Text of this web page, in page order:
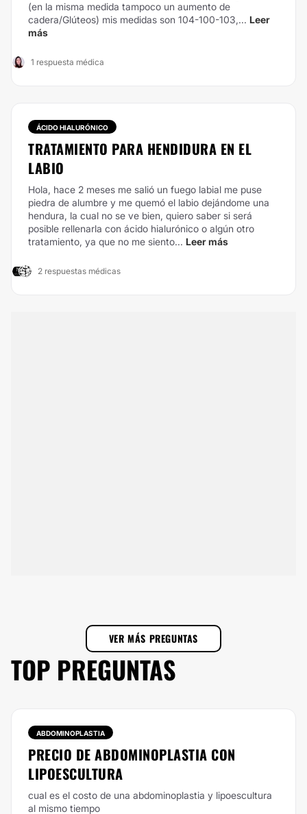
(en la misma medida tampoco un aumento de
cadera/Glúteos) mis medidas son 104-100-103,... Leer
más
1 respuesta médica
ÁCIDO HIALURÓNICO
TRATAMIENTO PARA HENDIDURA EN EL
LABIO
Hola, hace 2 meses me salió un fuego labial me puse
piedra de alumbre y me quemó el labio dejándome una
hendura, la cual no se ve bien, quiero saber si será
posible rellenarla con ácido hialurónico o algún otro
tratamiento, ya que no me siento... Leer más
2 respuestas médicas
VER MÁS PREGUNTAS
TOP PREGUNTAS
ABDOMINOPLASTIA
PRECIO DE ABDOMINOPLASTIA CON
LIPOESCULTURA
cual es el costo de una abdominoplastia y lipoescultura
al mismo tiempo